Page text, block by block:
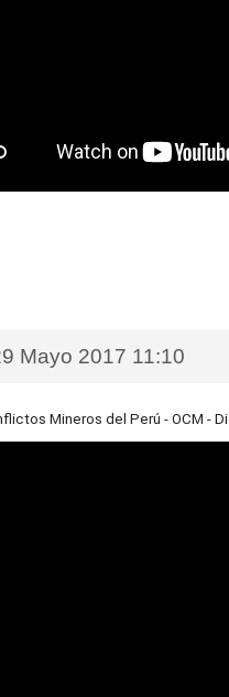
Mayo 2017 11:10
Mineros del Perú - OCM -